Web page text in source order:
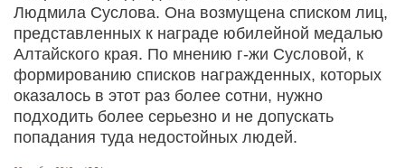
Людмила Суслова. Она возмущена списком лиц,
представленных к награде юбилейной медалью
Алтайского края. По мнению г-жи Сусловой, к
формированию списков награжденных, которых
оказалось в этот раз более сотни, нужно
подходить более серьезно и не допускать
попадания туда недостойных людей.